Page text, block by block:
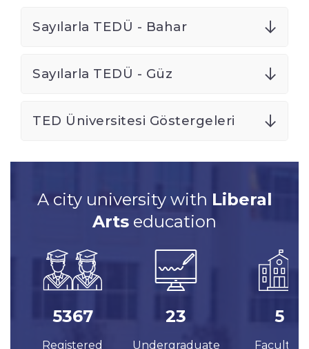
Sayılarla TEDÜ - Bahar
Sayılarla TEDÜ - Güz
TED Üniversitesi Göstergeleri
A city university with Liberal
Arts education
5367
Registered
23
Undergraduate
5
Faculties